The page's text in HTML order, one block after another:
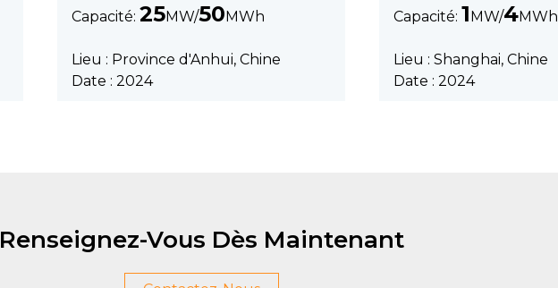
Capacité: 25MW/50 MWh
Lieu : Province d'Anhui, Chine
Date : 2024
Capacité: 1 MW/4MWh
Lieu : Shanghai, Chine
Date : 2024
Renseignez-Vous Dès Maintenant